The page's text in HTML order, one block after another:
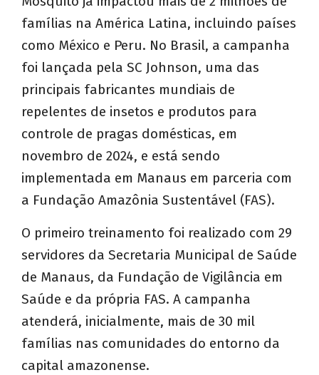
famílias na América Latina, incluindo países
como México e Peru. No Brasil, a campanha
foi lançada pela SC Johnson, uma das
principais fabricantes mundiais de
repelentes de insetos e produtos para
controle de pragas domésticas, em
novembro de 2024, e está sendo
implementada em Manaus em parceria com
a Fundação Amazônia Sustentável (FAS).
O primeiro treinamento foi realizado com 29
servidores da Secretaria Municipal de Saúde
de Manaus, da Fundação de Vigilância em
Saúde e da própria FAS. A campanha
atenderá, inicialmente, mais de 30 mil
famílias nas comunidades do entorno da
capital amazonense.